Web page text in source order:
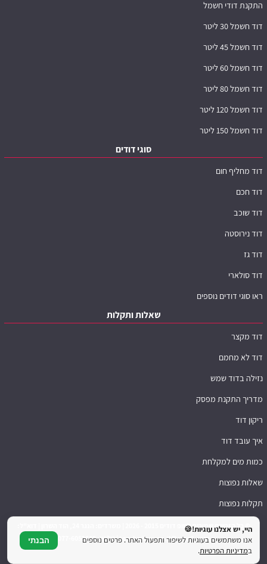
התקנת דודי חשמל
דוד חשמל 30 ליטר
דוד חשמל 45 ליטר
דוד חשמל 60 ליטר
דוד חשמל 80 ליטר
דוד חשמל 120 ליטר
דוד חשמל 150 ליטר
סוגי דודים
דוד מחליף חום
דוד חכם
דוד שוכב
דוד נירוסטה
דוד גז
דוד סולארי
ראו סוגי דודים נוספים
שאלות ותקלות
דוד מקצר
דוד לא מחמם
נזילה בדוד שמש
מדריך התקנת מפסק
ריקון דוד
איך עובד דוד
כמות מים למקלחת
שאלות נפוצות
תקלות נפוצות
top.boilers.co.il@gmail.com | טלפון: 077-6052660
היי, יש אצלנו עוגיות!🍪
אנו משתמשים בעוגיות לשיפור ותפעול האתר. פרטים נוספים
במדיניות הפרטיות.
הבנתי